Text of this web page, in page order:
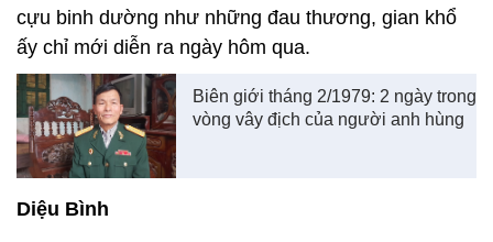
cựu binh dường như những đau thương, gian khổ
ấy chỉ mới diễn ra ngày hôm qua.
Biên giới tháng 2/1979: 2 ngày trong
vòng vây địch của người anh hùng
Diệu Bình